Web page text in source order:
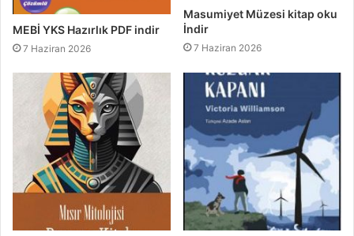
MEBİ YKS Hazırlık PDF indir
7 Haziran 2026
Masumiyet Müzesi kitap oku
İndir
7 Haziran 2026